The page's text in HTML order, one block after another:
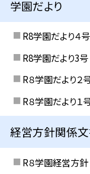
学園だより
R8学園だより４号
R8学園だより3号
R８学園だより２号
R８学園だより１
経営方針関係
R８学園経営方針